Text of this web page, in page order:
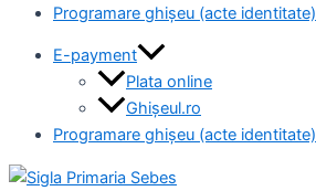
Programare ghișeu (acte identitate)
E-payment
Plata online
Ghișeul.ro
Programare ghișeu (acte identitate)